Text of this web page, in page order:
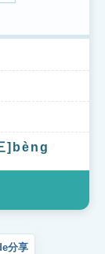
]bèng
分享